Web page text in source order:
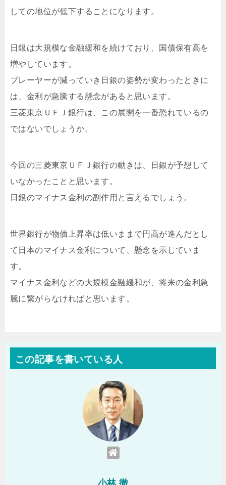
しての地位が低下することになります。
日銀は大規模な金融緩和を続けており、国債保有高を
増やしています。
プレーヤーが減っていき日銀の姿勢が変わったときに
は、金利が急騰する懸念があると思います。
三菱東京ＵＦＪ銀行は、この展開を一番恐れているの
ではないでしょうか。
今回の三菱東京ＵＦＪ銀行の動きは、日銀が予想して
いなかったことと思います。
日銀のマイナス金利の副作用と言えるでしょう。
世界銀行が物価上昇率は低いままで円高が進んだとし
て日本のマイナス金利について、懸念を示していま
す。
マイナス金利などの大規模金融緩和が、将来の金利急
騰に繋がらなければと思います。
この記事を書いている人
小林 徹